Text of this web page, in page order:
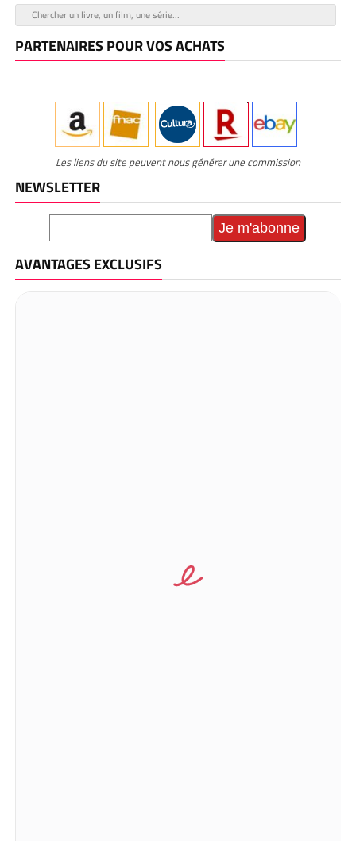
PARTENAIRES POUR VOS ACHATS
Les liens du site peuvent nous générer une commission
NEWSLETTER
AVANTAGES EXCLUSIFS